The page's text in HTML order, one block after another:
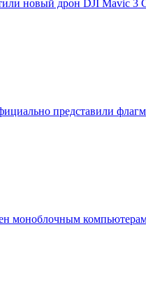
новый дрон DJI Mavic 3
представили
моноблочным